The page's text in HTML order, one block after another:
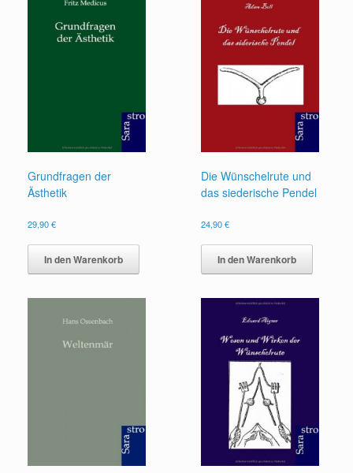
Grundfragen der
Ästhetik
29,90€
In den Warenkorb
Die Wünschelrute und
das siederische Pendel
24,90€
In den Warenkorb